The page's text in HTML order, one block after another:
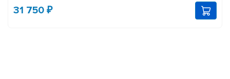
31 750 ₽